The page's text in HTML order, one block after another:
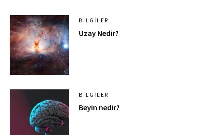
BILGILER
Uzay Nedir?
BILGILER
Beyin nedir?